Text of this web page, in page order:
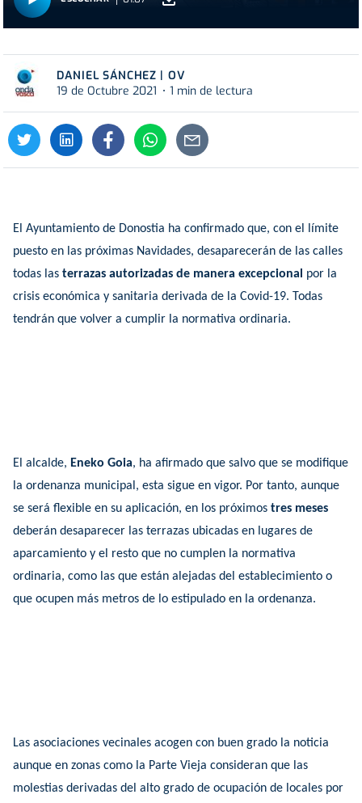
DANIEL SÁNCHEZ | OV
19 de Octubre 2021
1 min de lectura
El Ayuntamiento de Donostia ha confirmado que, con el límite
puesto en las próximas Navidades, desaparecerán de las calles
todas las terrazas autorizadas de manera excepcional por la
crisis económica y sanitaria derivada de la Covid-19. Todas
tendrán que volver a cumplir la normativa ordinaria.
El alcalde, Eneko Goia, ha afirmado que salvo que se modifique
la ordenanza municipal, esta sigue en vigor. Por tanto, aunque
se será flexible en su aplicación, en los próximos tres meses
deberán desaparecer las terrazas ubicadas en lugares de
aparcamiento y el resto que no cumplen la normativa
ordinaria, como las que están alejadas del establecimiento o
que ocupen más metros de lo estipulado en la ordenanza.
Las asociaciones vecinales acogen con buen grado la noticia
aunque en zonas como la Parte Vieja consideran que las
molestias derivadas del alto grado de ocupación de locales por